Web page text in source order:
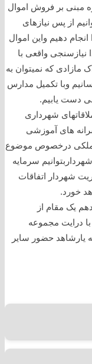
مبنی بر فروش اموال
از پس نیازهای
دهیم واین اموال
نیازسنجی واقعی با
املاک مازادی که نمیتوان به
وبا تکمیل مدارس
دست یابیم.
شهرداری
های آموزشی
ملکی درخصوص موضوع
سرمایه
شهردار اتفاقات
خورد.
یک مقام از
درایت مجموعه
حضور سایر